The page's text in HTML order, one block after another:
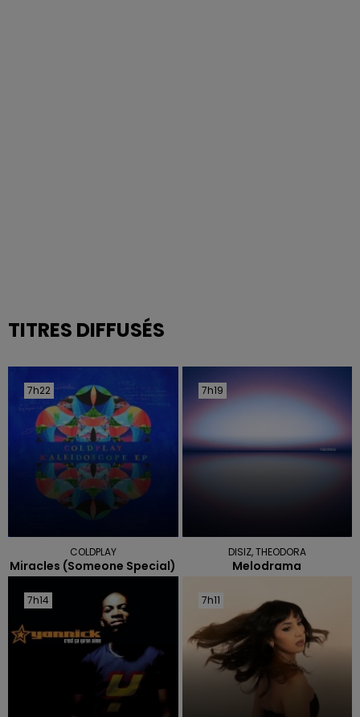
TITRES DIFFUSÉS
7h22
7h22
COLDPLAY
Miracles (someone Special)
7h19
7h19
DISIZ, THEODORA
Melodrama
7h14
7h14 7h11
7h11